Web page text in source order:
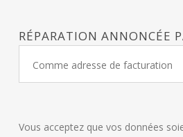
RÉPARATION ANNONCÉE
Vous acceptez que vos données